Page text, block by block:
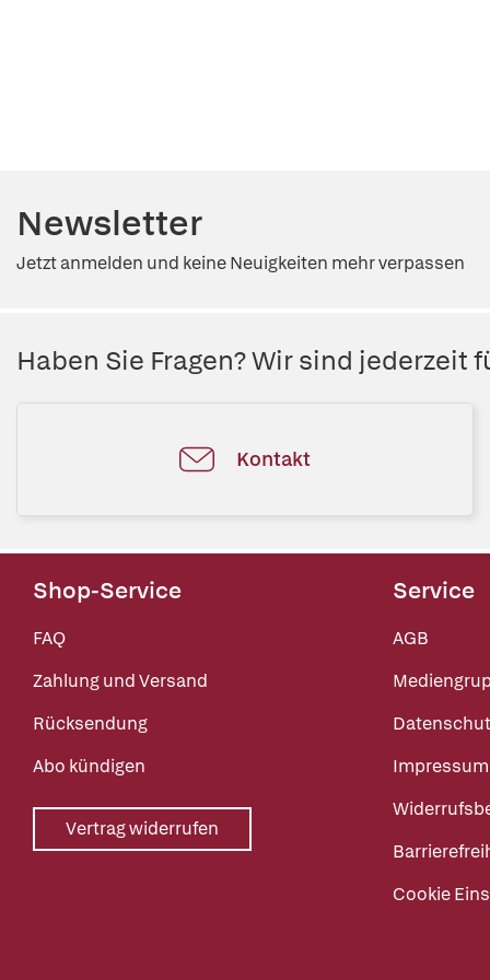
Newsletter
Jetzt anmelden und keine Neuigkeiten mehr verpassen
Haben Sie Fragen? Wir sind jederzeit
Kontakt
Shop-Service
FAQ
Zahlung und Versand
Rücksendung
Abo kündigen
Vertrag widerrufen
Service
AGB
Impressum
Cookie